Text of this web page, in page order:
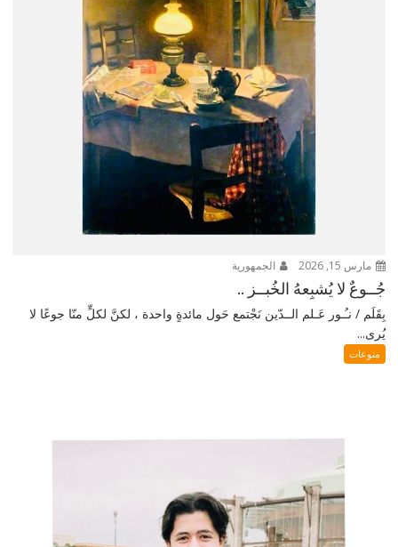
مارس 15, 2026 الجمهورية
جُــوعٌ لا يُشبِعهُ الخُبــز ..
بِقَلَم / نـُـور عَـلم الــدّين نَجْتمع حَول مائدةٍ واحدة ، لكنَّ لكلٍّ منّا جوعًا لا
يُرى...
منوعات